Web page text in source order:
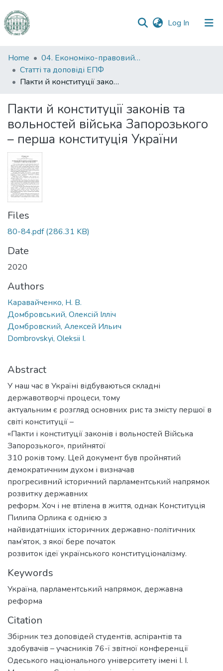
Log In (current)
Communities
&
Collections
Statistics
Home
04. Економіко-правовий факультет
Статті та доповіді ЕПФ
Пакти й конституції законів та вольностей війська Запорозького – перша конституція України
Пакти й конституції законів та
вольностей війська Запорозького
– перша конституція України
Files
80-84.pdf(286.31 KB)
Date
2020
Authors
Каравайченко, Н. В.
Домбровський, Олексій Ілліч
Домбровский, Алексей Ильич
Dombrovskyi, Oleksii I.
Abstract
У наш час в Україні відбуваються складні
державотворчі процеси, тому
актуальним є розгляд основних рис та змісту першої в
світі конституції –
«Пакти і конституції законів і вольностей Війська
Запорозького», прийнятої
310 років тому. Цей документ був пройнятий
демократичним духом і визначав
прогресивний історичний парламентський напрямок
розвитку державних
реформ. Хоч і не втілена в життя, однак Конституція
Пилипа Орлика є однією з
найвидатніших історичних державно-політичних
пам’яток, з якої бере початок
розвиток ідеї українського конституціоналізму.
Keywords
Україна, парламентський напрямок, державна
реформа
Citation
Збірник тез доповідей студентів, аспірантів та
здобувачів – учасників 76-ї звітної конференції
Одеського національного університету імені І. І.